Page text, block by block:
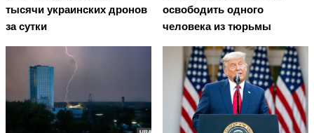
тысячи украинских дронов
за сутки
освободить одного
человека из тюрьмы